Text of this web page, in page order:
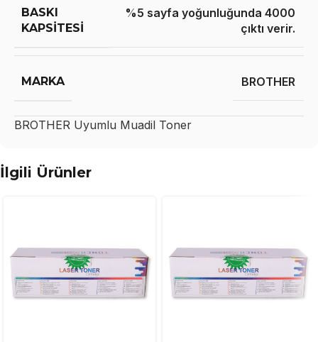
BASKI
KAPSITESI
%5 sayfa yoğunluğunda 4000
çıktı verir.
MARKA BROTHER
BROTHER Uyumlu Muadil Toner
İlgili Ürünler